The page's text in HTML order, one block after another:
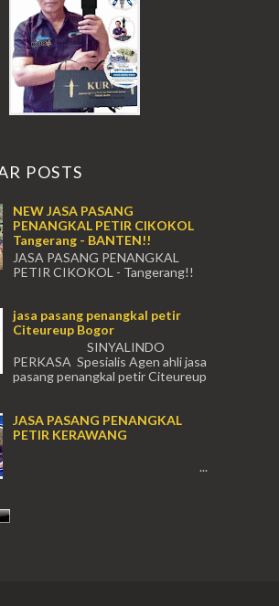
POSTS
NEW JASA PASANG
PENANGKAL PETIR CIKOKOL
Tangerang - BANTEN!!
JASA PASANG PENANGKAL
PETIR CIKOKOL - Tangerang!!
...
jasa pasang penangkal petir
Citeureup Bogor
SINYALINDO
PERKASA Spesialis Agen ahli jasa
pasang penangkal petir Citeureup
JASA PASANG PENANGKAL
PETIR KERAWANG
...